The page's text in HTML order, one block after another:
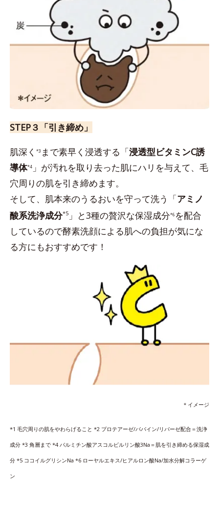
STEP３「引き締め」
肌深く *3 まで素早く浸透する「浸透型ビタミンC誘
導体*4 」が汚れを取り去った肌にハリを与えて、毛
穴周りの肌を引き締めます。
そして、肌本来のうるおいを守って洗う「アミノ
酸系洗浄成分*5 」と3種の贅沢な保湿成分*6 を配合
しているので酵素洗顔による肌への負担が気にな
る方にもおすすめです！
＊イメージ
*1 毛穴周りの肌をやわらげること *2 プロテアーゼ/パパイン/リパーゼ配合＝洗浄
成分 *3 角層まで *4 パルミチン酸アスコルビルリン酸3Na＝肌を引き締める保湿成
分 *5 ココイルグリシンNa *6 ローヤルエキス/ヒアルロン酸Na/加水分解コラーゲ
ン